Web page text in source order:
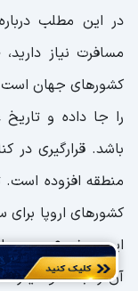
در این مطلب
مسافرت نیاز
کشورهای جهان است
را جا داده و
باشد. قرارگیری در
منطقه افزوده است.
کشورهای اروپا برای
این موضوع وجود
آن را با ما و دیگر